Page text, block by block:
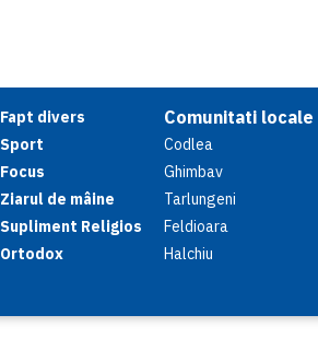
Fapt divers
Sport
Focus
Ziarul de mâine
Supliment Religios
Ortodox
Comunitati locale
Codlea
Ghimbav
Tarlungeni
Feldioara
Halchiu